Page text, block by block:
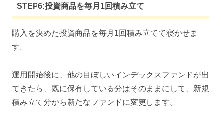
STEP6:投資商品を毎月1回積み立て
購入を決めた投資商品を毎月1回積み立てて寝かせま
す。
運用開始後に、他の目ぼしいインデックスファンドが出
てきたら、既に保有している分はそのままにして、新規
積み立て分から新たなファンドに変更します。